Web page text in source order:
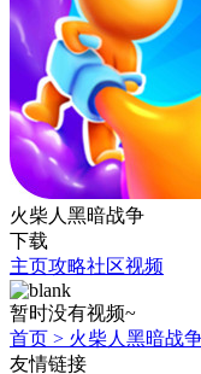
火柴人黑暗战争
下载
主页攻略社区视频
暂时没有视频~
首页 > 火柴人黑暗战
友情链接